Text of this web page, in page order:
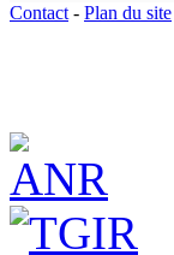
Contact - Plan du site